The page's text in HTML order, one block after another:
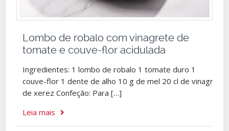
Lombo de robalo com vinagrete de
tomate e couve-flor acidulada
Ingredientes: 1 lombo de robalo 1 tomate duro 1
couve-flor 1 dente de alho 10 g de mel 20 cl de vinagre
de xerez Confeção: Para […]
Leia mais